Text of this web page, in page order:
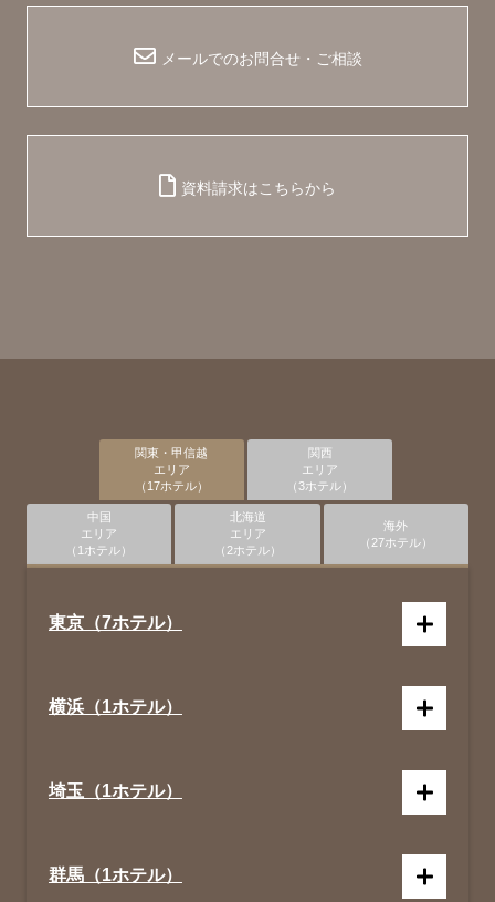
メールでのお問合せ・ご相談
資料請求はこちらから
関東・甲信越
エリア
（17ホテル）
東京（7ホテル）
横浜（1ホテル）
埼玉（1ホテル）
群馬（1ホテル）
関西
エリア
（3ホテル）
中国
エリア
（1ホテル）
北海道
エリア
（2ホテル）
海外
（27ホテル）